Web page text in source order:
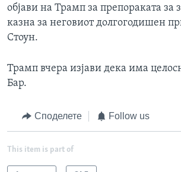
објави на Трамп за препораката за
казна за неговиот долгогодишен
Стоун.
Трамп вчера изјави дека има
Бар.
Споделете Follow us
This item is part of